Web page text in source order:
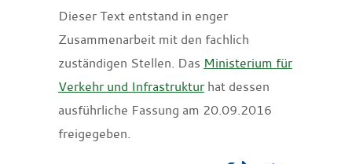
Dieser Text entstand in enger
Zusammenarbeit mit den fachlich
zuständigen Stellen. Das Ministerium für
Verkehr und Infrastruktur hat dessen
ausführliche Fassung am 20.09.2016
freigegeben.